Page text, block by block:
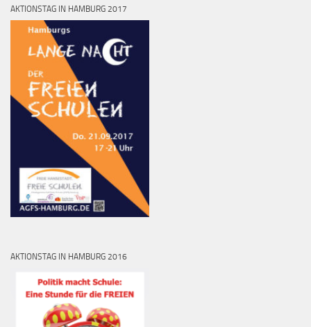
AKTIONSTAG IN HAMBURG 2017
AKTIONSTAG IN HAMBURG 2016